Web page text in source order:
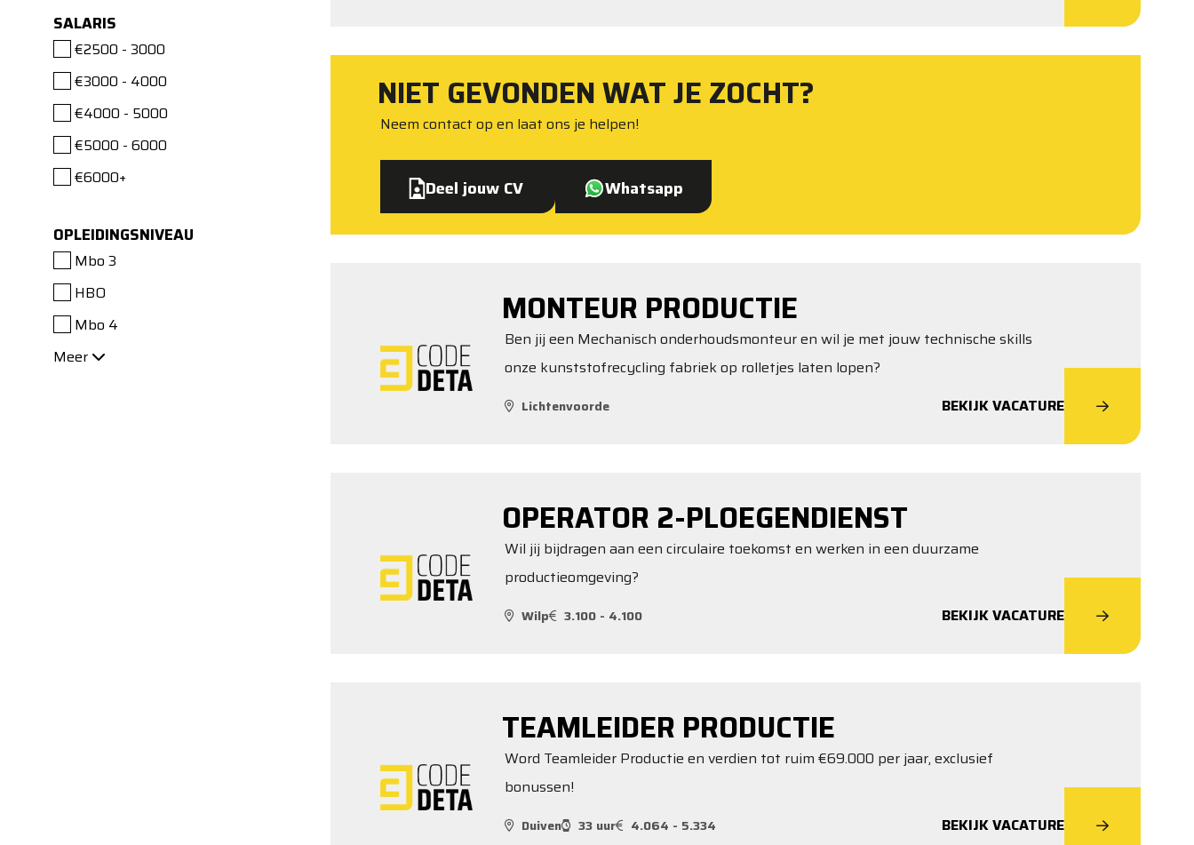
SALARIS
€2500 - 3000
€3000 - 4000
€4000 - 5000
€5000 - 6000
€6000+
OPLEIDINGSNIVEAU
Mbo 3
HBO
Mbo 4
Meer
NIET GEVONDEN WAT JE ZOCHT?
Neem contact op en laat ons je helpen!
Deel jouw CV Whatsapp
MONTEUR PRODUCTIE
Ben jij een Mechanisch onderhoudsmonteur en wil je met jouw technische skills
onze kunststofrecycling fabriek op rolletjes laten lopen?
Lichtenvoorde BEKIJK VACATURE
OPERATOR 2-PLOEGENDIENST
Wil jij bijdragen aan een circulaire toekomst en werken in een duurzame
productieomgeving?
Wilp 3.100 - 4.100 BEKIJK VACATURE
TEAMLEIDER PRODUCTIE
Word Teamleider Productie en verdien tot ruim €69.000 per jaar, exclusief
bonussen!
Duiven 33 uur 4.064 - 5.334 BEKIJK VACATURE